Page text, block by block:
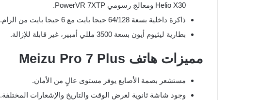
Helio X30 ومعالج رسومي PowerVR 7XTP.
ذاكرة داخلية بسعة 64/128 جيجا بايت مع 6 جيجا بايت من الرام.
بطارية ليثيوم أيون بسعة 3500 مللي أمبير، غير قابلة للإزالة.
مميزات هاتف Meizu Pro 7 Plus
مستشعر بصمة الأصابع يوفر مستوى عالٍ من الأمان.
وجود شاشة ثانوية لعرض الوقت والتاريخ والإشعارات المختلفة.